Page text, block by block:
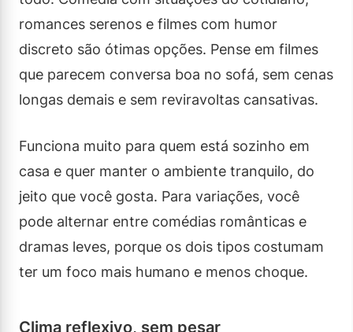
romances serenos e filmes com humor
discreto são ótimas opções. Pense em filmes
que parecem conversa boa no sofá, sem cenas
longas demais e sem reviravoltas cansativas.
Funciona muito para quem está sozinho em
casa e quer manter o ambiente tranquilo, do
jeito que você gosta. Para variações, você
pode alternar entre comédias românticas e
dramas leves, porque os dois tipos costumam
ter um foco mais humano e menos choque.
Clima reflexivo, sem pesar